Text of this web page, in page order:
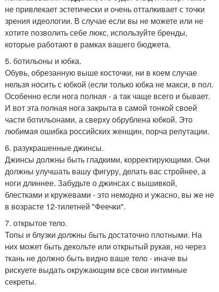
не привлекает эстетически и очень отталкивает с точки
зрения идеологии. В случае если вы не можете или не
хотите позволить себе люкс, используйте бренды,
которые работают в рамках вашего бюджета.
5. ботильоны и юбка.
Обувь, обрезанную выше косточки, ни в коем случае
нельзя носить с юбкой (если только юбка не макси, в пол.
Особенно если нога полная - а так чаще всего и бывает.
И вот эта полная нога закрыта в самой тонкой своей
части ботильонами, а сверху обрублена юбкой. Это
любимая ошибка российских женщин, порча репутации.
6. разукрашенные джинсы.
Джинсы должны быть гладкими, корректирующими. Они
должны улучшать вашу фигуру, делать вас стройнее, а
ноги длиннее. Забудьте о джинсах с вышивкой,
блестками и кружевами - это немодно и ужасно, вы же не
в возрасте 12-тилетней "Феечки".
7. открытое тело.
Топы и блузки должны быть достаточно плотными. На
них может быть декольте или открытый рукав, но через
ткань не должно быть видно ваше тело - иначе вы
рискуете выдать окружающим все свои интимные
секреты.